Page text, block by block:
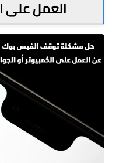
العمل على